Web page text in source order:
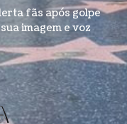
fãs após golpe
imagem e voz